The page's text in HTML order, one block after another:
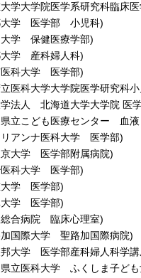
学大学院医学系研究科臨床医
学 医学部 小児科)
学 保健医療学部)
学 産科婦人科)
科大学 医学部)
医科大学大学院医学研究科小
法人 北海道大学大学院 医
立こども医療センター 血液
アンナ医科大学 医学部)
大学 医学部附属病院)
科大学 医学部)
学 医学部)
学 医学部)
合病院 臨床心理室)
国際大学 聖路加国際病院)
大学 医学部産科婦人科学講
立医科大学 ふくしま子ども